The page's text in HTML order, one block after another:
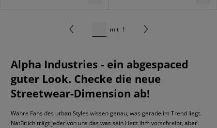
mit 1
Alpha Industries - ein abgespaced
guter Look. Checke die neue
Streetwear-Dimension ab!
Wahre Fans des urban Styles wissen genau, was gerade im Trend liegt.
Natürlich trägt jeder von uns das was sein Herz ihm vorschreibt, aber